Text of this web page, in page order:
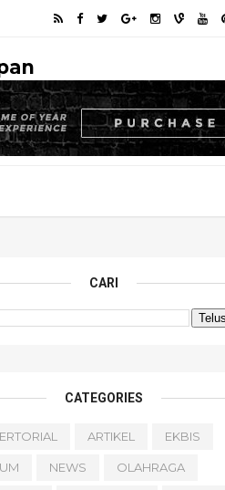
CARI
CATEGORIES
ARTIKEL EKBIS
NEWS OLAHRAGA